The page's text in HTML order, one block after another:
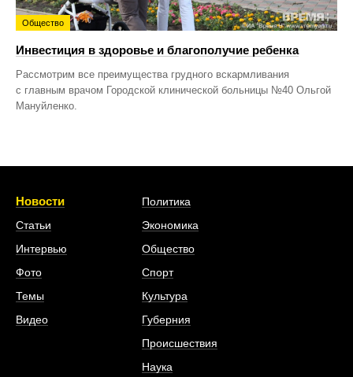
Общество
Инвестиция в здоровье и благополучие ребенка
Рассмотрим все преимущества грудного вскармливания
с главным врачом Городской клинической больницы №40 Ольгой
Мануйленко.
Новости
Статьи
Интервью
Фото
Темы
Видео
Политика
Экономика
Общество
Спорт
Культура
Губерния
Происшествия
Наука